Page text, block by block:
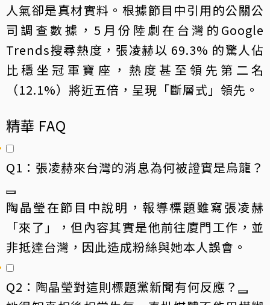
人氣卻是真材實料。根據節目中引用的公關公
司調查數據，5月份陸劇在台灣的Google
Trends搜尋熱度，張凌赫以 69.3% 的驚人佔
比穩坐冠軍寶座，熱度甚至領先第二名
（12.1%）將近五倍，呈現「斷層式」領先。
精華 FAQ
Q1：張凌赫來台灣的消息為何被證實是烏龍？
陶晶瑩在節目中說明，報導標題雖寫張凌赫
「來了」，但內容其實是他前往廈門工作，並
非抵達台灣，因此造成粉絲與她本人誤會。
Q2：陶晶瑩對這則標題黨新聞有何反應？